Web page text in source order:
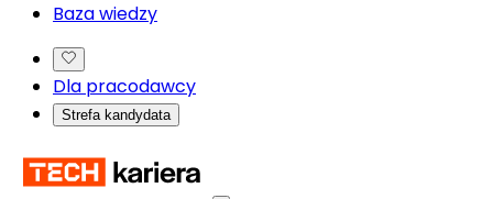
Baza wiedzy
Dla pracodawcy
Strefa kandydata